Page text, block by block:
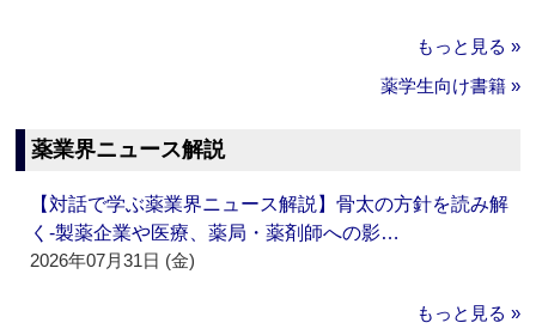
もっと見る »
薬学生向け書籍 »
薬業界ニュース解説
【対話で学ぶ薬業界ニュース解説】骨太の方針を読み解
く‐製薬企業や医療、薬局・薬剤師への影…
2026年07月31日 (金)
もっと見る »